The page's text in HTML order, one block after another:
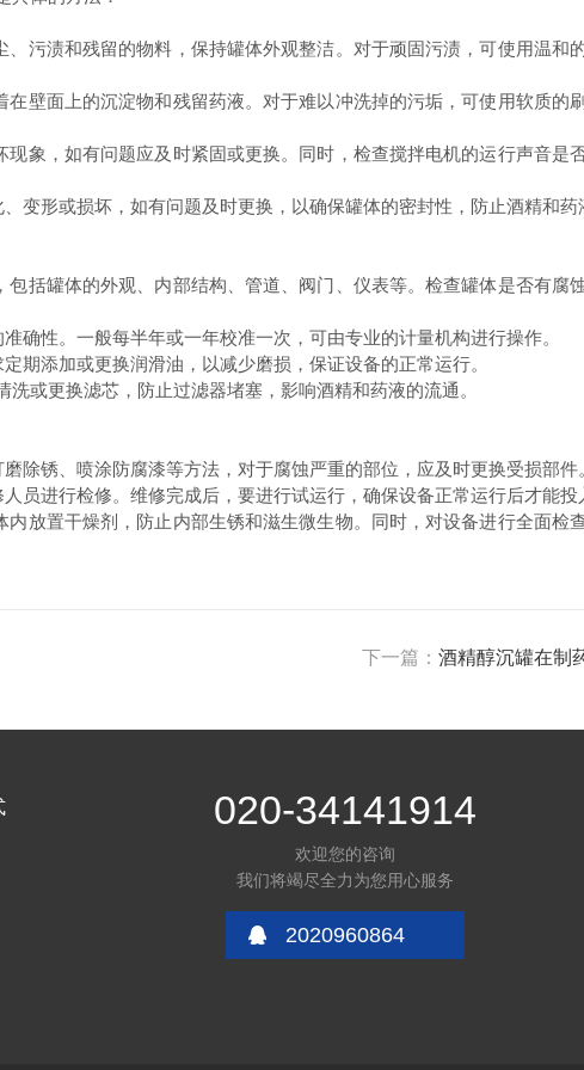
污渍和残留的物料，保持罐体外观整洁。对于顽固污渍，可使用温和
壁面上的沉淀物和残留药液。对于难以冲洗掉的污垢，可使用软质的
象，如有问题应及时紧固或更换。同时，检查搅拌电机的运行声音是
形或损坏，如有问题及时更换，以确保罐体的密封性，防止酒精和药
括罐体的外观、内部结构、管道、阀门、仪表等。检查罐体是否有腐
确性。一般每半年或一年校准一次，可由专业的计量机构进行操作。
期添加或更换润滑油，以减少磨损，保证设备的正常运行。
洗或更换滤芯，防止过滤器堵塞，影响酒精和药液的流通。
除锈、喷涂防腐漆等方法，对于腐蚀严重的部位，应及时更换受损部件
进行检修。维修完成后，要进行试运行，确保设备正常运行后才能投
放置干燥剂，防止内部生锈和滋生微生物。同时，对设备进行全面检
下一篇： 酒精醇沉罐在制
020-34141914
欢迎您的咨询
我们将竭尽全力为您用心服务
2020960864